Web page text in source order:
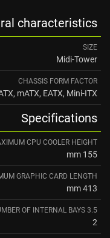
characteristics
SIZE
Midi-Tower
CHASSIS FORM FACTOR
mATX, EATX, Mini-ITX
Specifications
CPU COOLER HEIGHT
155 mm
GRAPHIC CARD LENGTH
413 mm
OF INTERNAL BAYS 3.5"
2